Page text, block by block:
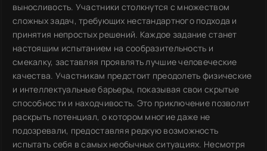
выносливость. Участники столкнутся с множеством
сложных задач, требующих нестандартного подхода и
принятия непростых решений. Каждое задание станет
настоящим испытанием на сообразительность и
смекалку, заставляя проявлять лучшие человеческие
качества. Участникам предстоит преодолеть физические
и интеллектуальные барьеры, показывая свои скрытые
способности и находчивость. Это приключение позволит
раскрыть потенциал, о котором многие даже не
подозревали, предоставляя редкую возможность
испытать себя в самых необычных ситуациях. Несмотря